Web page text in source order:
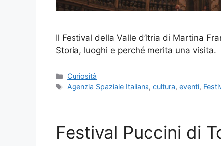
Il Festival della Valle d’Itria di Martina
Storia, luoghi e perché merita una visita.
Categorie
Curiosità
Tag
Agenzia Spaziale Italiana,cultura,eventi,
Festival Puccini di